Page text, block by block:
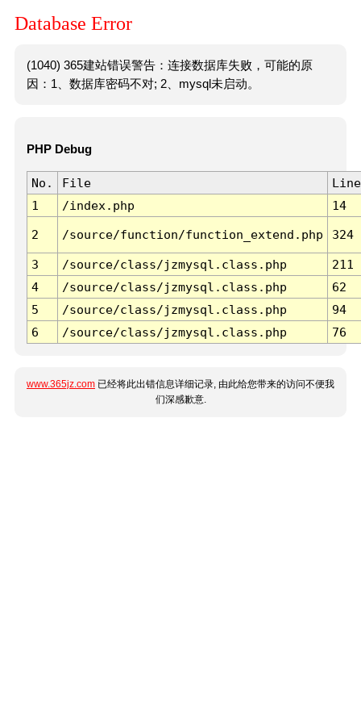
Database Error
(1040) 365建站错误警告：连接数据库失败，可能的原
因：1、数据库密码不对; 2、mysql未启动。
PHP Debug
No. File
Line
1
/index.php 14
2 /source/function/function_extend.php 324
3 /source/class/jzmysql.class.php
211
4
/source/class/jzmysql.class.php
62
5
/source/class/jzmysql.class.php
94
6
/source/class/jzmysql.class.php 76
www.365jz.com 已经将此出错信息详细记录, 由此给您带来的访问不便我
们深感歉意.